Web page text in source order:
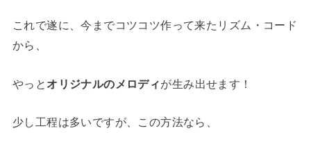
これで遂に、今までコツコツ作って来たリズム・コード
から、
やっと オリジナルのメロディが生み出せます！
少し工程は多いですが、この方法なら、